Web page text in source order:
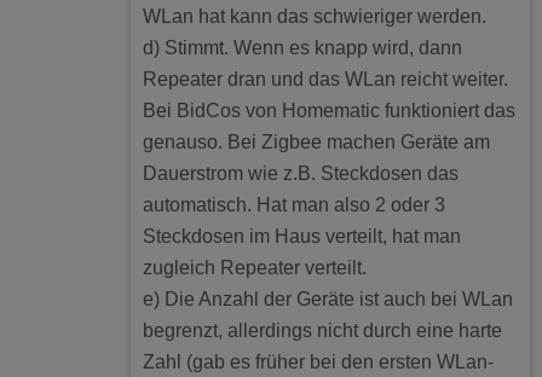
WLan hat kann das schwieriger werden.
d) Stimmt. Wenn es knapp wird, dann
Repeater dran und das WLan reicht weiter.
Bei BidCos von Homematic funktioniert das
genauso. Bei Zigbee machen Geräte am
Dauerstrom wie z.B. Steckdosen das
automatisch. Hat man also 2 oder 3
Steckdosen im Haus verteilt, hat man
zugleich Repeater verteilt.
e) Die Anzahl der Geräte ist auch bei WLan
begrenzt, allerdings nicht durch eine harte
Zahl (gab es früher bei den ersten WLan-